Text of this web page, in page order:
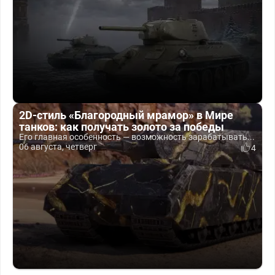
2D-стиль «Благородный мрамор» в Мире
танков: как получать золото за победы
Его главная особенность — возможность зарабатывать...
06 августа, четверг
4